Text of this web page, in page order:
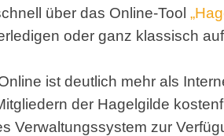
über das Online-Tool
oder ganz klassisch
ist deutlich mehr als
der Hagelgilde
Verwaltungssystem zur